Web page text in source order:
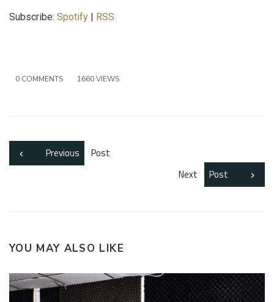
Subscribe: Spotify | RSS
0 COMMENTS 1660 VIEWS
Previous
Post
Next
Post
YOU MAY ALSO LIKE